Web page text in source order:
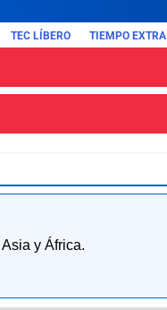
TEC LÍBERO TIEMPO EXTRA
y África.